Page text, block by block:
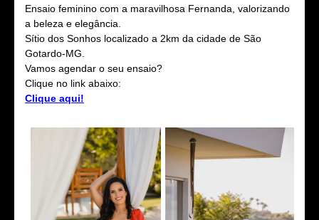
Ensaio feminino com a maravilhosa Fernanda, valorizando
a beleza e elegância.
Sítio dos Sonhos localizado a 2km da cidade de São
Gotardo-MG.
Vamos agendar o seu ensaio?
Clique no link abaixo:
Clique aqui!